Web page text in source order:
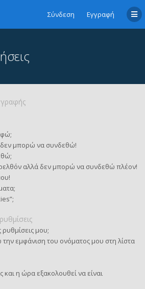
Σύνδεση Εγγραφή
μπορώ να συνδεθώ!
αλλά δεν μπορώ να συνδεθώ πλέον!
μου;
εμφάνιση του ονόματος μου στη λίστα
η ώρα εξακολουθεί να είναι